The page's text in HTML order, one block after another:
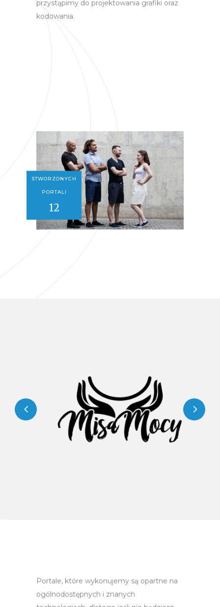
przystąpimy do projektowania grafiki oraz
kodowania.
STWORZONYCH
PORTALI
12
Portale, które wykonujemy są opartne na
ogólnodostępnych i znanych